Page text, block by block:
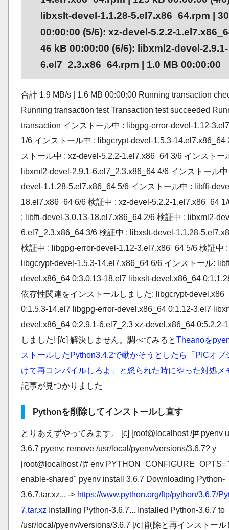
libxslt-devel-1.1.28-5.el7.x86_64.rpm |
00:00:00 (5/6): xz-devel-5.2.2-
46 kB 00:00:00 (6/6): libxml2-devel-2.9.1-
6.el7_2.3.x86_64.rpm | 1.0 MB 00:00:00
合計 1.9 MB/s | 1.6 MB 00:00:00 Running transaction
Running transaction test Transaction test succeeded
transaction インストール中 : libgpg-error-devel-1.12-
1/6 インストール中 : libgcrypt-devel-1.5.3-14.el7.x86_64
ストール中 : xz-devel-5.2.2-1.el7.x86_64 3/6 インストー
libxml2-devel-2.9.1-6.el7_2.3.x86_64 4/6 インストール
devel-1.1.28-5.el7.x86_64 5/6 インストール中 : libffi-
18.el7.x86_64 6/6 検証中 : xz-devel-5.2.2-1.el7.x86_64
: libffi-devel-3.0.13-18.el7.x86_64 2/6 検証中 : libxml2-
6.el7_2.3.x86_64 3/6 検証中 : libxslt-devel-1.1.28-
検証中 : libgpg-error-devel-1.12-3.el7.x86_64 5/6 検証中 :
libgcrypt-devel-1.5.3-14.el7.x86_64 6/6 インストール:
devel.x86_64 0:3.0.13-18.el7 libxslt-devel.x86_64
依存性関連をインストールしました: libgcrypt-
0:1.5.3-14.el7 libgpg-error-devel.x86_64 0:1.12-3.el7
devel.x86_64 0:2.9.1-6.el7_2.3 xz-devel.x86_64 0:5.2.2-
しました! [/c] 解決しません。調べてみるとTheanoを
ストールしたPython3.4.2で動かそうとしたら「PICオプ
けて再コンパイルしろよ」と怒られた時にやった対処メ
記事が見つかりました
Pythonを削除してインストールし直す
とりあえずやってみます。 [c] [root@localhost /]# pyenv
3.6.7 pyenv: remove /usr/local/pyenv/versions/3.6.7? y
[root@localhost /]# env
enable-shared" pyenv install 3.6.7 Downloading Python-
3.6.7.tar.xz... -> https://www.python.org/ftp/python/3.6.7/
7.tar.xz Installing Python-3.6.7... Installed Python-3.6.7 to
/usr/local/pyenv/versions/3.6.7 [/c] 削除と再インストール